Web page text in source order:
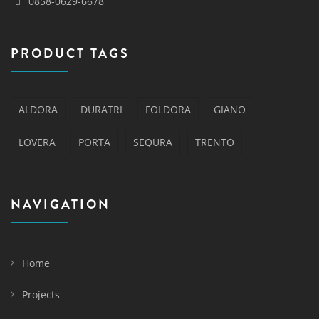
PRODUCT TAGS
ALDORA DURATRI FOLDORA GIANO
LOVERA PORTA SEQURA TRENTO
NAVIGATION
Home
Projects